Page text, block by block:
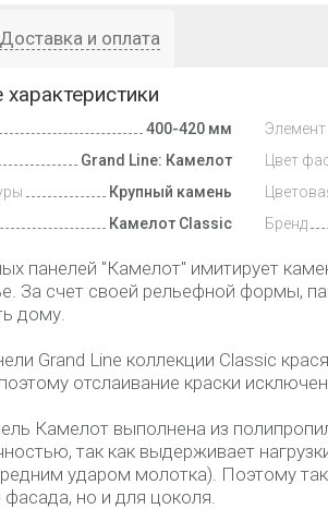
Доставка и оплата
характеристики
400-420 мм
Grand Line: Камелот
Крупный камень
Камелот Classic
Элемент
Цвет
Бренд
панелей "Камелот" имитирует
За счет своей рельефной формы,
дому.
Grand Line коллекции Classic
отслаивание краски
Камелот выполнена из
так как выдерживает
ударом молотка). Поэтому
фасада, но и для цоколя.